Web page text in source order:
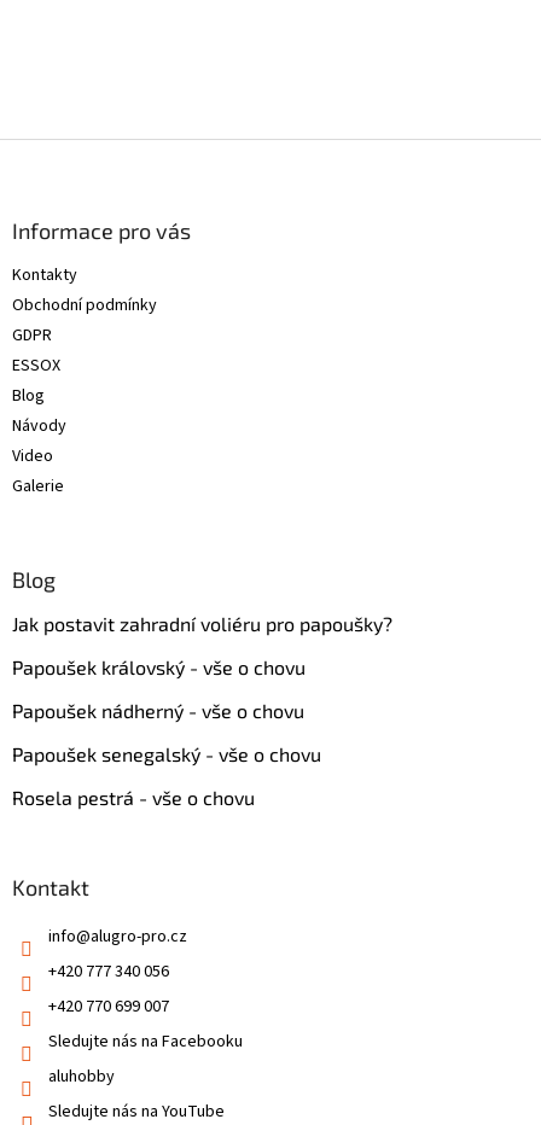
Informace pro vás
Kontakty
Obchodní podmínky
GDPR
ESSOX
Blog
Návody
Video
Galerie
Blog
Jak postavit zahradní voliéru pro papoušky?
Papoušek královský - vše o chovu
Papoušek nádherný - vše o chovu
Papoušek senegalský - vše o chovu
Rosela pestrá - vše o chovu
Kontakt
info@alugro-pro.cz
+420 777 340 056
+420 770 699 007
Sledujte nás na Facebooku
aluhobby
Sledujte nás na YouTube